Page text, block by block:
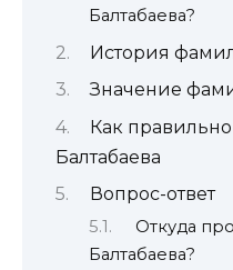
Балтабаева?
История
Значение
Как
Балтабаева
Вопрос-ответ
Откуда
Балтабаева?